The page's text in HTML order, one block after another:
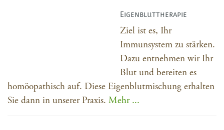
Eigenbluttherapie
Ziel ist es, Ihr
Immunsystem zu stärken.
Dazu entnehmen wir Ihr
Blut und bereiten es
homöopathisch auf. Diese Eigenblutmischung erhalten
Sie dann in unserer Praxis. Mehr ...